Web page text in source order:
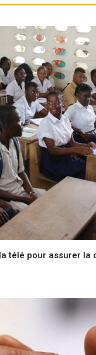
télé pour assurer la